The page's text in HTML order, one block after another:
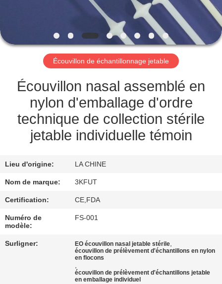
L'USINE
CONTRÔLE
QUALITÉ
CONTACTEZ-
NOUS
NOUVELLES
LES
AFFAIRES
DEMANDEZ
Écouvillon de échantillonnage jetable
Écouvillon nasal assemblé en
nylon d'emballage d'ordre
technique de collection stérile
jetable individuelle témoin
Lieu d'origine: LA CHINE
Nom de marque: 3KFUT
Certification: CE,FDA
Numéro de
modèle:
FS-001
Surligner: EO écouvillon nasal jetable stérile,
écouvillon de prélèvement d'échantillons en nylon
en flocons
,
écouvillon de prélèvement d'échantillons jetable
en emballage individuel